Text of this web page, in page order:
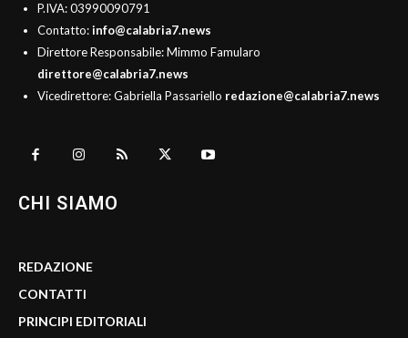
P.IVA: 03990090791
Contatto:info@calabria7.news
Direttore Responsabile: Mimmo Famularo
direttore@calabria7.news
Vicedirettore: Gabriella Passariello redazione@calabria7.news
CHI SIAMO
REDAZIONE
CONTATTI
PRINCIPI EDITORIALI